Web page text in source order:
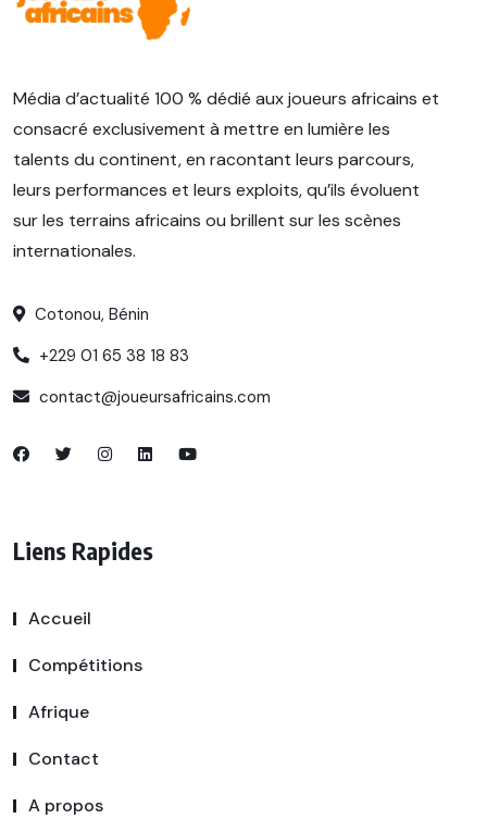
Média d’actualité 100 % dédié aux joueurs africains et
consacré exclusivement à mettre en lumière les
talents du continent, en racontant leurs parcours,
leurs performances et leurs exploits, qu’ils évoluent
sur les terrains africains ou brillent sur les scènes
internationales.
Cotonou, Bénin
+229 01 65 38 18 83
contact@joueursafricains.com
Liens Rapides
Accueil
Compétitions
Afrique
Contact
A propos